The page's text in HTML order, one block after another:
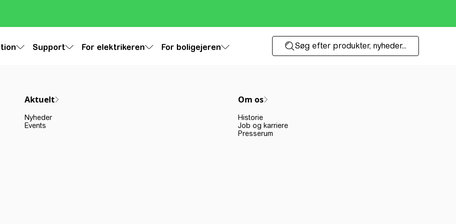
Support For elektrikeren For boligejeren Søg efter produkter, nyheder...
Aktuelt
Nyheder
Events
Om os
Historie
Job og karriere
Presserum